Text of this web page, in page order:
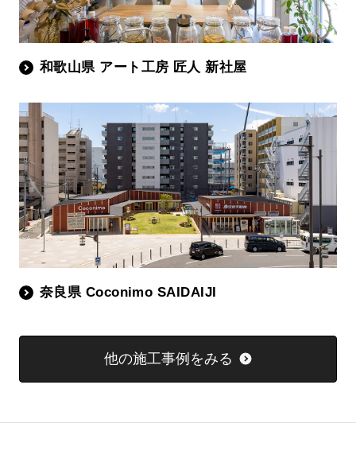
和歌山県 アート工房 匠人 新社屋
奈良県 Coconimo SAIDAIJI
他の施工事例をみる